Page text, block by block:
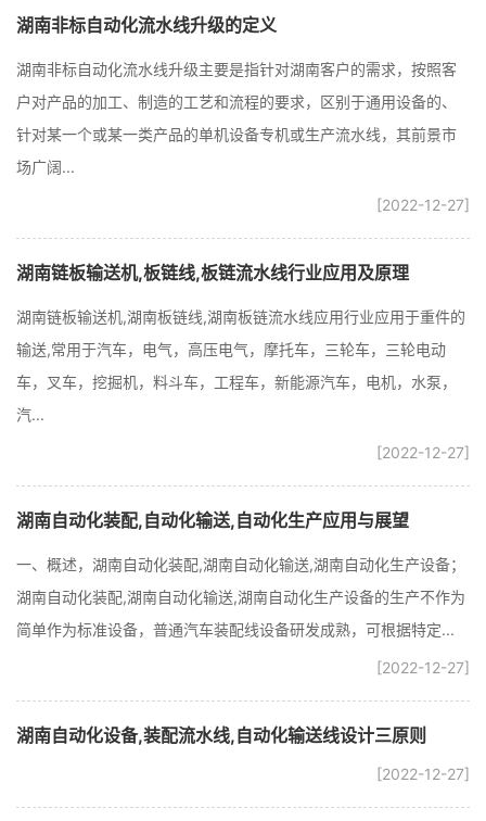
湖南非标自动化流水线升级的定义
湖南非标自动化流水线升级主要是指针对湖南客户的需求，按照客
户对产品的加工、制造的工艺和流程的要求，区别于通用设备的、
针对某一个或某一类产品的单机设备专机或生产流水线，其前景市
场广阔...
[2022-12-27]
湖南链板输送机,板链线,板链流水线行业应用及原理
湖南链板输送机,湖南板链线,湖南板链流水线应用行业应用于重件的
输送,常用于汽车，电气，高压电气，摩托车，三轮车，三轮电动
车，叉车，挖掘机，料斗车，工程车，新能源汽车，电机，水泵，
汽...
[2022-12-27]
湖南自动化装配,自动化输送,自动化生产应用与展望
一、概述，湖南自动化装配,湖南自动化输送,湖南自动化生产设备；
湖南自动化装配,湖南自动化输送,湖南自动化生产设备的生产不作为
简单作为标准设备，普通汽车装配线设备研发成熟，可根据特定...
[2022-12-27]
湖南自动化设备,装配流水线,自动化输送线设计三原则
[2022-12-27]